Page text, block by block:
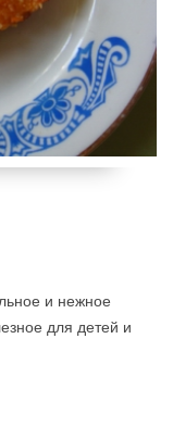
и нежное
для детей и